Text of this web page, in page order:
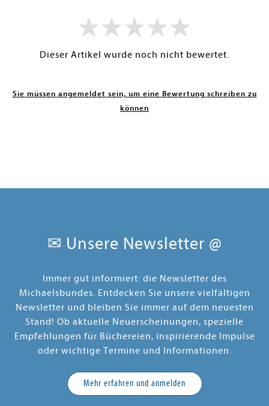
Dieser Artikel wurde noch nicht bewertet.
Sie müssen angemeldet sein, um eine Bewertung schreiben zu
können
✉ Unsere Newsletter @
Immer gut informiert: die Newsletter des
Michaelsbundes. Entdecken Sie unsere vielfältigen
Newsletter und bleiben Sie immer auf dem neuesten
Stand! Ob aktuelle Neuerscheinungen, spezielle
Empfehlungen für Büchereien, inspirierende Impulse
oder wichtige Termine und Informationen.
Mehr erfahren und anmelden